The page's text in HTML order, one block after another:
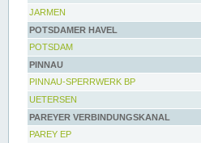
JARMEN
POTSDAMER HAVEL
POTSDAM
PINNAU
PINNAU-SPERRWERK BP
UETERSEN
PAREYER VERBINDUNGSKANAL
PAREY EP